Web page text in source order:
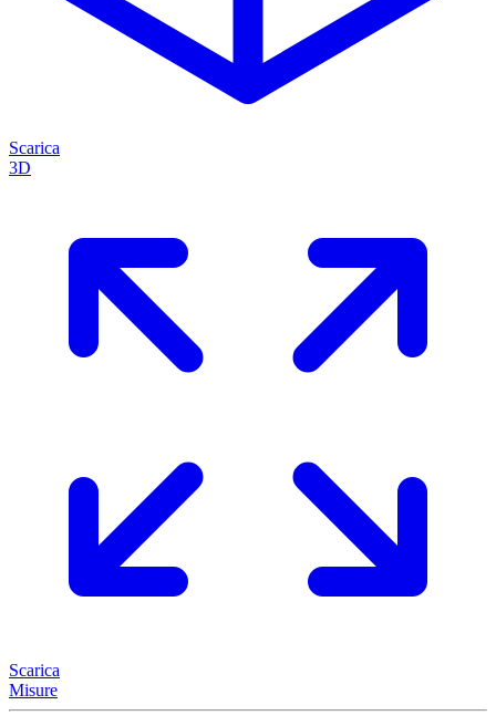
Scarica
3D
Scarica
Misure